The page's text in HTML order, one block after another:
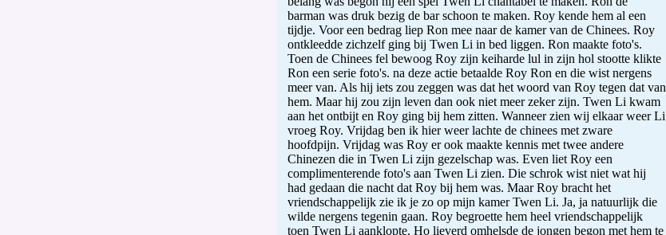
barman was druk bezig de bar schoon te maken. Roy kende hem al een
tijdje. Voor een bedrag liep Ron mee naar de kamer van de Chinees. Roy
ontkleedde zichzelf ging bij Twen Li in bed liggen. Ron maakte foto's.
Toen de Chinees fel bewoog Roy zijn keiharde lul in zijn hol stootte klikte
Ron een serie foto's. na deze actie betaalde Roy Ron en die wist nergens
meer van. Als hij iets zou zeggen was dat het woord van Roy tegen dat van
hem. Maar hij zou zijn leven dan ook niet meer zeker zijn. Twen Li kwam
aan het ontbijt en Roy ging bij hem zitten. Wanneer zien wij elkaar weer Li
vroeg Roy. Vrijdag ben ik hier weer lachte de chinees met zware
hoofdpijn. Vrijdag was Roy er ook maakte kennis met twee andere
Chinezen die in Twen Li zijn gezelschap was. Even liet Roy een
complimenterende foto's aan Twen Li zien. Die schrok wist niet wat hij
had gedaan die nacht dat Roy bij hem was. Maar Roy bracht het
vriendschappelijk zie ik je zo op mijn kamer Twen Li. Ja, ja natuurlijk die
wilde nergens tegenin gaan. Roy begroette hem heel vriendschappelijk
toen Twen Li aanklopte. Ho lieverd omhelsde de jongen begon met hem te